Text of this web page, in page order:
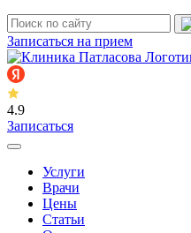
Записаться на прием
4.9
Записаться
Услуги
Врачи
Цены
Статьи